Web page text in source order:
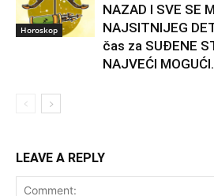
Horoskop
NAZAD I SVE SE
NAJSITNIJEG
čas za SUĐENE
NAJVEĆI
LEAVE A REPLY